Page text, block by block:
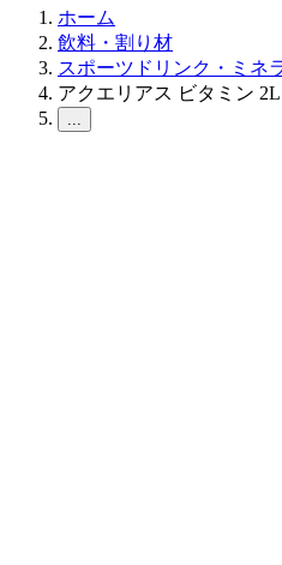
ホーム
飲料・割り材
スポーツドリンク・ミネ
アクエリアス ビタミン 2L
...